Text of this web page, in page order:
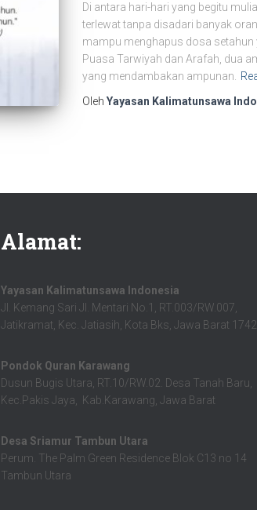
Di antara hari-hari yang begitu
terlewat tanpa disadari banyak
mampu menghapus dosa setahun
Puasa Tarwiyah dan Arafah, dua
yang mendambakan ampunan.
Oleh Yayasan Kalimatunsawa
Alamat:
Yayasan Kalimatunsawa Indonesia
Jl. Kemang Sari Jl. Mentari No.1, RT.003/RW.007,
Jatikramat, Kec. Jatiasih, Kota Bks, Jawa Barat
Pondok Quran Karawang
Dusun Bugis Utara, RT.10/RW.02. Desa Tanah Baru,
Kec.Pakis Jaya, Kab.Karawang, Jawa Barat
Desa Sriamur Tambun Utara
Perum. The Palm Green Residence Blok C13 no 14
Tambun Utara